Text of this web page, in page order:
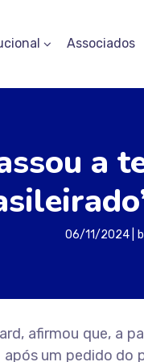
Associados
a
06/11/2024
afirmou que, a
um pedido do